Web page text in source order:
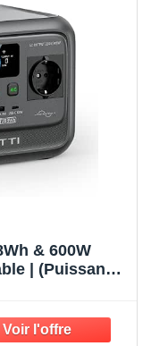
& 600W
| (Puissance
Pour Camping,